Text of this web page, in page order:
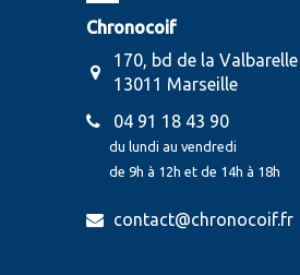
Chronocoif
170, bd de la Valbarelle
13011 Marseille
04 91 18 43 90
du lundi au vendredi
de 9h à 12h et de 14h à 18h
contact@chronocoif.fr